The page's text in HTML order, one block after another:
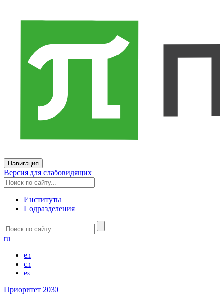
Навигация
Версия для слабовидящих
Институты
Подразделения
ru
en
cn
es
Приоритет 2030